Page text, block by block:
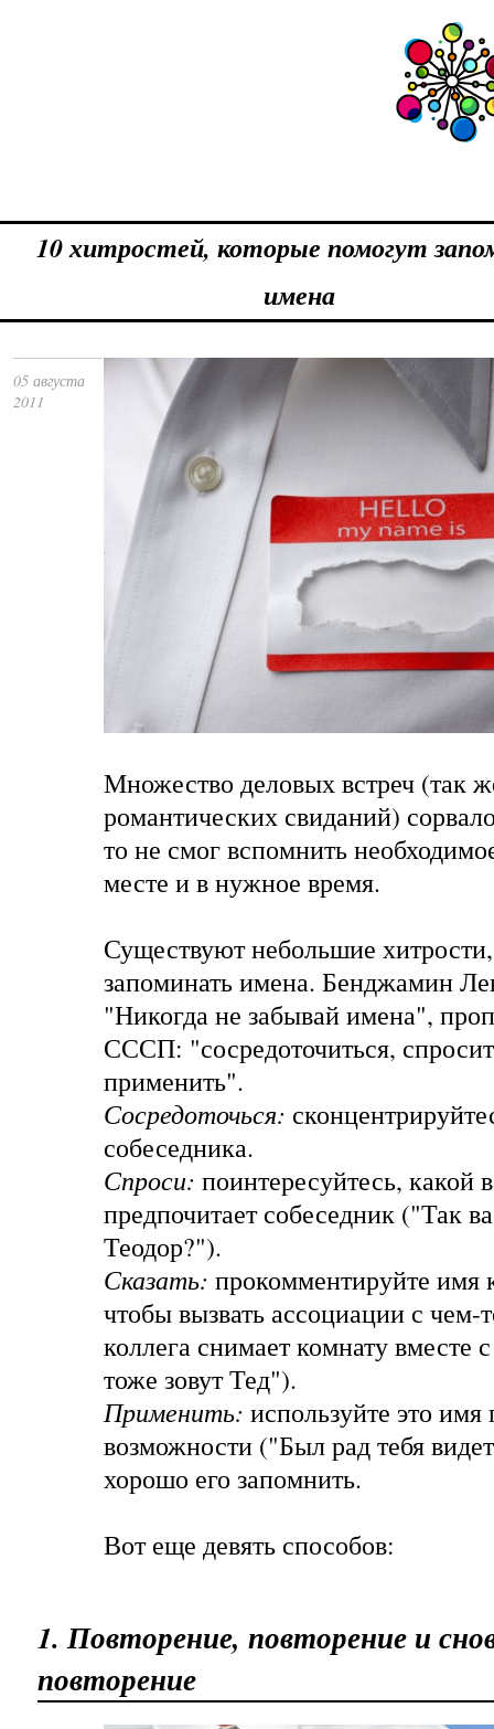
10 хитростей, которые помогут
имена
05 августа
2011
Множество деловых встреч (так
романтических свиданий)
то не смог вспомнить
месте и в нужное время.
Существуют небольшие
запоминать имена. Бенджамин
"Никогда не забывай имена",
СССП: "сосредоточиться,
применить".
Сосредоточься:
собеседника.
Спроси: поинтересуйтесь, какой
предпочитает собеседник ("Так
Теодор?").
Сказать: прокомментируйте имя
чтобы вызвать ассоциации с
коллега снимает комнату вместе
тоже зовут Тед").
Применить: используйте это
возможности ("Был рад тебя
хорошо его запомнить.
Вот еще девять способов:
1. Повторение, повторение и
повторение